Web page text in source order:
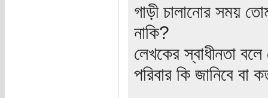
গাড়ী চালানোর সময়
নাকি?
লেখকের স্বাধীনতা
পরিবার কি জানিবে বা